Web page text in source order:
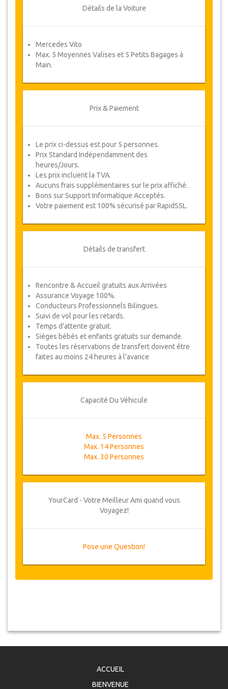
ou un remboursement complet.
Une fois votre paiement effectué, vous serez
redirigé vers détails YourCard pour entrer vos
votre Coupon de service automatiquement.
Détails de la Voiture
Mercedes Vito
Max. 5 Moyennes Valises et 5 Petits Bagages à
Main.
Prix & Paiement
Le prix ci-dessus est pour 5 personnes.
Prix Standard Indépendamment des
heures/Jours.
Les prix incluent la TVA.
Aucuns frais supplémentaires sur le prix affiché.
Bons sur Support Informatique Acceptés.
Votre paiement est 100% sécurisé par RapidSSL.
Détails de transfert
Rencontre & Accueil gratuits aux Arrivées
Assurance Voyage 100%.
Conducteurs Professionnels Bilingues.
Suivi de vol pour les retards.
Temps d'attente gratuit.
Sièges bébés et enfants gratuits sur demande.
Toutes les réservations de transfert doivent être
faites au moins 24 heures à l'avance
Capacité Du Véhicule
Max. 5 Personnes
Max. 14 Personnes
Max. 30 Personnes
YourCard - Votre Meilleur Ami quand vous
Voyagez!
Pose une Question!
ACCUEIL
BIENVENUE